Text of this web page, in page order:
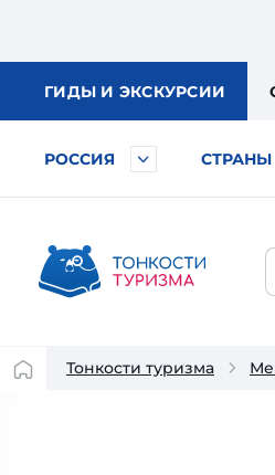
ГИДЫ И ЭКСКУРСИИ
РОССИЯ СТРАНЫ
Тонкости туризма